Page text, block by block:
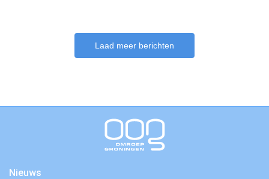
Laad meer berichten
Nieuws